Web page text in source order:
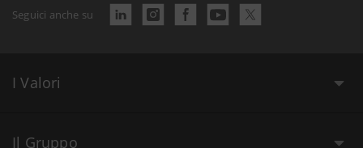
Seguici anche su
I Valori
Il Gruppo